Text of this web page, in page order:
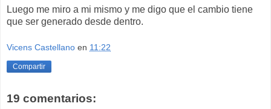
Luego me miro a mi mismo y me digo que el cambio tiene
que ser generado desde dentro.
Vicens Castellano en 11:22
Compartir
19 comentarios: